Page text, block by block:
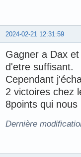
2024-02-21 12:31:59
Gagner a Dax
d'etre suffisant.
Cependant
2 victoires chez
8points qui
Dernière